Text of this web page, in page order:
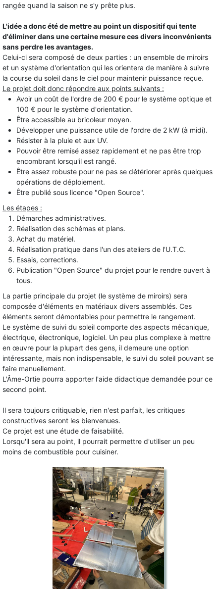
rangée quand la saison ne s'y prête plus.
L'idée a donc été de mettre au point un dispositif qui tente
d'éliminer dans une certaine mesure ces divers inconvénients
sans perdre les avantages.
Celui-ci sera composé de deux parties : un ensemble de miroirs
et un système d'orientation qui les orientera de manière à suivre
la course du soleil dans le ciel pour maintenir puissance reçue.
Le projet doit donc répondre aux points suivants :
Avoir un coût de l'ordre de 200 € pour le système optique et
100 € pour le système d'orientation.
Être accessible au bricoleur moyen.
Développer une puissance utile de l'ordre de 2 kW (à midi).
Résister à la pluie et aux UV.
Pouvoir être remisé assez rapidement et ne pas être trop
encombrant lorsqu'il est rangé.
Être assez robuste pour ne pas se détériorer après quelques
opérations de déploiement.
Être publié sous licence "Open Source".
Les étapes :
Démarches administratives.
Réalisation des schémas et plans.
Achat du matériel.
Réalisation pratique dans l'un des ateliers de l'U.T.C.
Essais, corrections.
Publication "Open Source" du projet pour le rendre ouvert à
tous.
La partie principale du projet (le système de miroirs) sera
composée d'éléments en matériaux divers assemblés. Ces
éléments seront démontables pour permettre le rangement.
Le système de suivi du soleil comporte des aspects mécanique,
électrique, électronique, logiciel. Un peu plus complexe à mettre
en œuvre pour la plupart des gens, il demeure une option
intéressante, mais non indispensable, le suivi du soleil pouvant se
faire manuellement.
L'Âme-Ortie pourra apporter l'aide didactique demandée pour ce
second point.
Il sera toujours critiquable, rien n'est parfait, les critiques
constructives seront les bienvenues.
Ce projet est une étude de faisabilité.
Lorsqu'il sera au point, il pourrait permettre d'utiliser un peu
moins de combustible pour cuisiner.